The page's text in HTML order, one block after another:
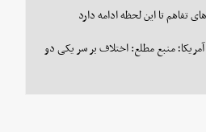
تفاهم تا این لحظه ادامه دارد
منبع مطلع: اختلاف بر سر یکی دو